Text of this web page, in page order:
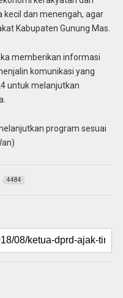
kecil dan menengah, agar
Kabupaten Gunung Mas.
memberikan informasi
komunikasi yang
untuk melanjutkan
program sesuai
4484